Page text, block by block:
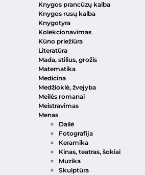
Knygos prancūzų kalba
Knygos rusų kalba
Knygotyra
Kolekcionavimas
Kūno priežiūra
Literatūra
Mada, stilius, grožis
Matematika
Medicina
Medžioklė, žvejyba
Meilės romanai
Meistravimas
Menas
Dailė
Fotografija
Keramika
Kinas, teatras, šokiai
Muzika
Skulptūra